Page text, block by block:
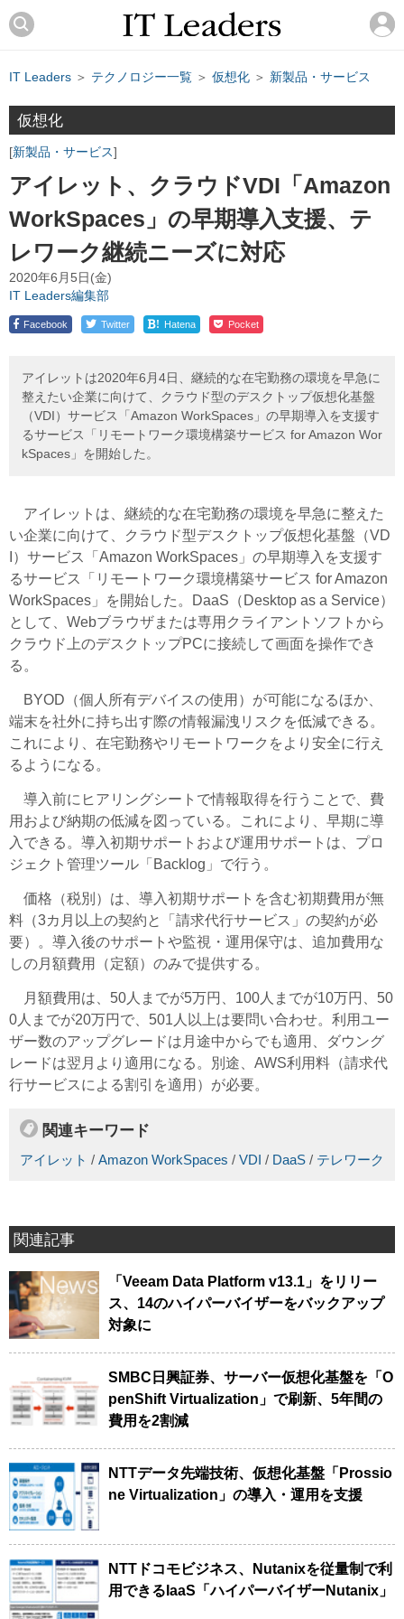
IT Leaders ＞ テクノロジー一覧 ＞ 仮想化 ＞ 新製品・サービス
仮想化
新製品・サービス
アイレット、クラウドVDI「Amazon
WorkSpaces」の早期導入支援、テ
レワーク継続ニーズに対応
2020年6月5日(金)
IT Leaders編集部
Facebook Twitter ! Hatena Pocket
アイレットは2020年6月4日、継続的な在宅勤務の環境を早急に
整えたい企業に向けて、クラウド型のデスクトップ仮想化基盤
（VDI）サービス「Amazon WorkSpaces」の早期導入を支援す
るサービス「リモートワーク環境構築サービス for Amazon Wor
kSpaces」を開始した。
アイレットは、継続的な在宅勤務の環境を早急に整えた
い企業に向けて、クラウド型デスクトップ仮想化基盤（VD
I）サービス「Amazon WorkSpaces」の早期導入を支援す
るサービス「リモートワーク環境構築サービス for Amazon
WorkSpaces」を開始した。DaaS（Desktop as a Service）
として、Webブラウザまたは専用クライアントソフトから
クラウド上のデスクトップPCに接続して画面を操作でき
る。
BYOD（個人所有デバイスの使用）が可能になるほか、
端末を社外に持ち出す際の情報漏洩リスクを低減できる。
これにより、在宅勤務やリモートワークをより安全に行え
るようになる。
導入前にヒアリングシートで情報取得を行うことで、費
用および納期の低減を図っている。これにより、早期に導
入できる。導入初期サポートおよび運用サポートは、プロ
ジェクト管理ツール「Backlog」で行う。
価格（税別）は、導入初期サポートを含む初期費用が無
料（3カ月以上の契約と「請求代行サービス」の契約が必
要）。導入後のサポートや監視・運用保守は、追加費用な
しの月額費用（定額）のみで提供する。
月額費用は、50人までが5万円、100人までが10万円、50
0人までが20万円で、501人以上は要問い合わせ。利用ユー
ザー数のアップグレードは月途中からでも適用、ダウング
レードは翌月より適用になる。別途、AWS利用料（請求代
行サービスによる割引を適用）が必要。
関連キーワード
アイレット / Amazon WorkSpaces / VDI / DaaS / テレワーク
関連記事
「Veeam Data Platform v13.1」をリリー
ス、14のハイパーバイザーをバックアップ
対象に
SMBC日興証券、サーバー仮想化基盤を「O
penShift Virtualization」で刷新、5年間の
費用を2割減
NTTデータ先端技術、仮想化基盤「Prossio
ne Virtualization」の導入・運用を支援
NTTドコモビジネス、Nutanixを従量制で利
用できるIaaS「ハイパーバイザーNutanix」